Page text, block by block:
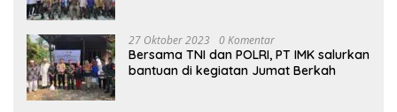
27 Oktober 2023 0 Komentar
Bersama TNI dan POLRI, PT IMK salurkan
bantuan di kegiatan Jumat Berkah